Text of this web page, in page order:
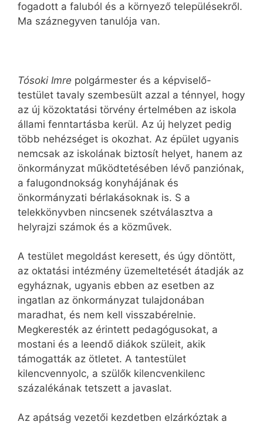
fogadott a faluból és a környező településekről.
Ma száznegyven tanulója van.
Tósoki Imre polgármester és a képviselő-
testület tavaly szembesült azzal a ténnyel, hogy
az új közoktatási törvény értelmében az iskola
állami fenntartásba kerül. Az új helyzet pedig
több nehézséget is okozhat. Az épület ugyanis
nemcsak az iskolának biztosít helyet, hanem az
önkormányzat működtetésében lévő panziónak,
a falugondnokság konyhájának és
önkormányzati bérlakásoknak is. S a
telekkönyvben nincsenek szétválasztva a
helyrajzi számok és a közművek.
A testület megoldást keresett, és úgy döntött,
az oktatási intézmény üzemeltetését átadják az
egyháznak, ugyanis ebben az esetben az
ingatlan az önkormányzat tulajdonában
maradhat, és nem kell visszabérelnie.
Megkeresték az érintett pedagógusokat, a
mostani és a leendő diákok szüleit, akik
támogatták az ötletet. A tantestület
kilencvennyolc, a szülők kilencvenkilenc
százalékának tetszett a javaslat.
Az apátság vezetői kezdetben elzárkóztak a